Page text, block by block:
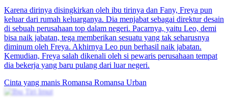
Karena dirinya disingkirkan oleh ibu tirinya dan Fany, Freya pun
keluar dari rumah keluarganya. Dia menjabat sebagai direktur desain
di sebuah perusahaan top dalam negeri. Pacarnya, yaitu Leo, demi
bisa naik jabatan, tega memberikan sesuatu yang tak seharusnya
diminum oleh Freya. Akhirnya Leo pun berhasil naik jabatan.
Kemudian, Freya salah dikenali oleh si pewaris perusahaan tempat
dia bekerja yang baru pulang dari luar negeri.
Cinta yang manis Romansa Romansa Urban